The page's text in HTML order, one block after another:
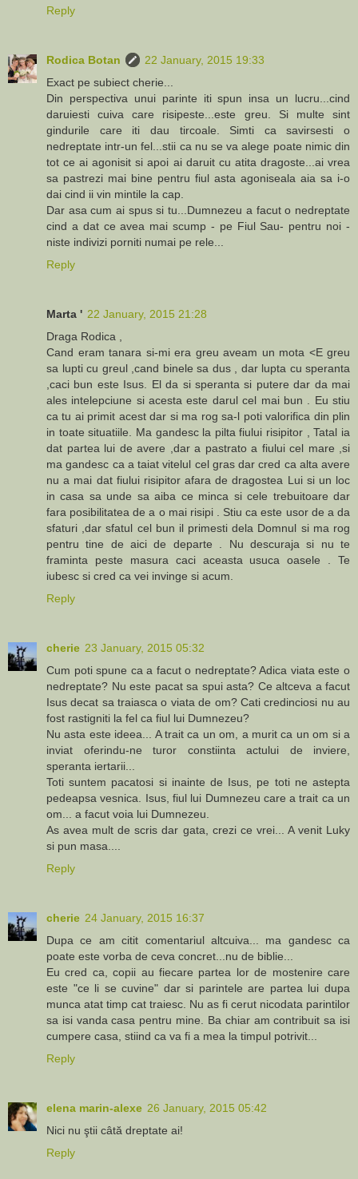
Reply
Rodica Botan
22 January, 2015 19:33
Exact pe subiect cherie...
Din perspectiva unui parinte iti spun insa un lucru...cind
daruiesti cuiva care risipeste...este greu. Si multe sint
gindurile care iti dau tircoale. Simti ca savirsesti o
nedreptate intr-un fel...stii ca nu se va alege poate nimic din
tot ce ai agonisit si apoi ai daruit cu atita dragoste...ai vrea
sa pastrezi mai bine pentru fiul asta agoniseala aia sa i-o
dai cind ii vin mintile la cap.
Dar asa cum ai spus si tu...Dumnezeu a facut o nedreptate
cind a dat ce avea mai scump - pe Fiul Sau- pentru noi -
niste indivizi porniti numai pe rele...
Reply
Marta ' 22 January, 2015 21:28
Draga Rodica ,
Cand eram tanara si-mi era greu aveam un mota <E greu
sa lupti cu greul ,cand binele sa dus , dar lupta cu speranta
,caci bun este Isus. El da si speranta si putere dar da mai
ales intelepciune si acesta este darul cel mai bun . Eu stiu
ca tu ai primit acest dar si ma rog sa-l poti valorifica din plin
in toate situatiile. Ma gandesc la pilta fiului risipitor , Tatal ia
dat partea lui de avere ,dar a pastrato a fiului cel mare ,si
ma gandesc ca a taiat vitelul cel gras dar cred ca alta avere
nu a mai dat fiului risipitor afara de dragostea Lui si un loc
in casa sa unde sa aiba ce minca si cele trebuitoare dar
fara posibilitatea de a o mai risipi . Stiu ca este usor de a da
sfaturi ,dar sfatul cel bun il primesti dela Domnul si ma rog
pentru tine de aici de departe . Nu descuraja si nu te
framinta peste masura caci aceasta usuca oasele . Te
iubesc si cred ca vei invinge si acum.
Reply
cherie 23 January, 2015 05:32
Cum poti spune ca a facut o nedreptate? Adica viata este o
nedreptate? Nu este pacat sa spui asta? Ce altceva a facut
Isus decat sa traiasca o viata de om? Cati credinciosi nu au
fost rastigniti la fel ca fiul lui Dumnezeu?
Nu asta este ideea... A trait ca un om, a murit ca un om si a
inviat oferindu-ne turor constiinta actului de inviere,
speranta iertarii...
Toti suntem pacatosi si inainte de Isus, pe toti ne astepta
pedeapsa vesnica. Isus, fiul lui Dumnezeu care a trait ca un
om... a facut voia lui Dumnezeu.
As avea mult de scris dar gata, crezi ce vrei... A venit Luky
si pun masa....
Reply
cherie 24 January, 2015 16:37
Dupa ce am citit comentariul altcuiva... ma gandesc ca
poate este vorba de ceva concret...nu de biblie...
Eu cred ca, copii au fiecare partea lor de mostenire care
este "ce li se cuvine" dar si parintele are partea lui dupa
munca atat timp cat traiesc. Nu as fi cerut nicodata parintilor
sa isi vanda casa pentru mine. Ba chiar am contribuit sa isi
cumpere casa, stiind ca va fi a mea la timpul potrivit...
Reply
elena marin-alexe 26 January, 2015 05:42
Nici nu ştii câtă dreptate ai!
Reply